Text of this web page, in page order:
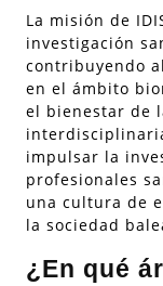
La misión de
investigación
contribuyendo
en el ámbito
el bienestar de
impulsar la
profesionales
una cultura de
la sociedad
¿En qué